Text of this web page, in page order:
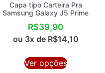
Capa tipo Carteira Pra
Samsung Galaxy J5 Prime
R$39,90
ou 3x de R$14,10
Ver opções